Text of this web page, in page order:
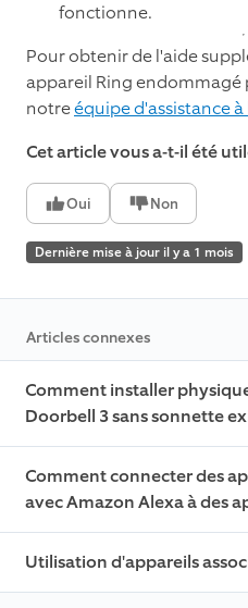
fonctionne.
Pour obtenir de l'aide
appareil Ring
notreéquipe d'assistance
Cet article vous a-t-il été
Oui Non
Dernière mise à jour il y a 1 mois
Articles connexes
Comment installer
Doorbell 3 sans sonnette
Comment connecter des
avec Amazon Alexa à des
Utilisation d'appareils